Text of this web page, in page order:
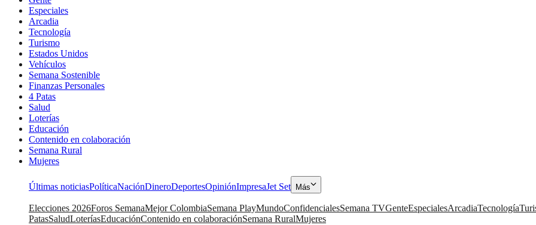
Especiales
Arcadia
Tecnología
Turismo
Estados Unidos
Vehículos
Semana Sostenible
Finanzas Personales
4 Patas
Salud
Loterías
Educación
Contenido en colaboración
Semana Rural
Mujeres
Últimas noticiasPolíticaNaciónDineroDeportesOpiniónImpresaJet Set Más
Elecciones 2026Foros SemanaMejor ColombiaSemana PlayMundoConfidencialesSemana TVGenteEspecialesArcadiaTecnología
PatasSaludLoteríasEducaciónContenido en colaboraciónSemana RuralMujeres